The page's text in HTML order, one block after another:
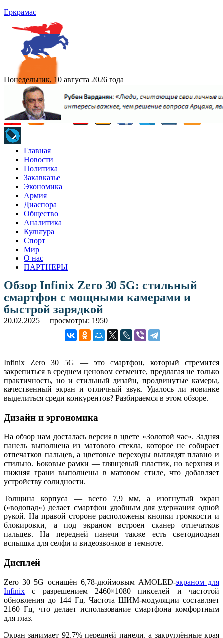
Еркрамас
Понедельник, 10 августа 2026 года
Главная
Новости
Политика
Закавказье
Экономика
Армия
Диаспора
Общество
Аналитика
Культура
Спорт
Мир
О нас
ПАРТНЕРЫ
Обзор Infinix Zero 30 5G: стильный
смартфон с мощными камерами и
быстрой зарядкой
20.02.2025 просмотры: 1950
Infinix Zero 30 5G — это смартфон, который стремится
закрепиться в среднем ценовом сегменте, предлагая не только
практичность, но и стильный дизайн, продвинутые камеры,
качественный экран и отличный звук. Удалось ли новинке
выделиться среди конкурентов? Разбираемся в этом обзоре.
Дизайн и эргономика
На обзор нам досталась версия в цвете «Золотой час». Задняя
панель выполнена из матового стекла, которое не собирает
отпечатков пальцев, а цветовые переходы выглядят плавно и
стильно. Боковые рамки — глянцевый пластик, но верхняя и
нижняя грани выполнены в матовом стиле, что добавляет
устройству солидности.
Толщина корпуса — всего 7,9 мм, а изогнутый экран
(«водопад») делает смартфон удобным для удержания одной
рукой. На правой стороне расположены кнопки громкости и
блокировки, а под экраном встроен сканер отпечатков
пальцев. На передней панели также есть светодиодная
вспышка для селфи и видеозвонков в темноте.
Дисплей
Zero 30 5G оснащён 6,78-дюймовым AMOLED-экраном для
Infinix с разрешением 2460×1080 пикселей и частотой
обновления до 144 Гц. Частота ШИМ-модуляции составляет
2160 Гц, что делает использование смартфона комфортным
для глаз.
Экран занимает 92,7% передней панели, а закруглённые края